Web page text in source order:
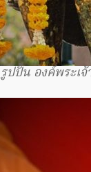
รูปปั้น องค์พระเ